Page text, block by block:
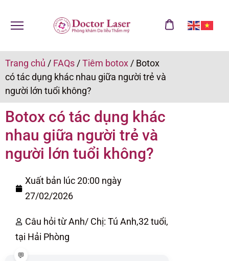
Trang chủ / FAQs /Tiêm botox / Botox
có tác dụng khác nhau giữa người trẻ và
người lớn tuổi không?
Botox có tác dụng khác
nhau giữa người trẻ và
người lớn tuổi không?
Xuất bản lúc 20:00 ngày
27/02/2026
Câu hỏi từ Anh/ Chị: Tú Anh,32 tuổi,
tại Hải Phòng